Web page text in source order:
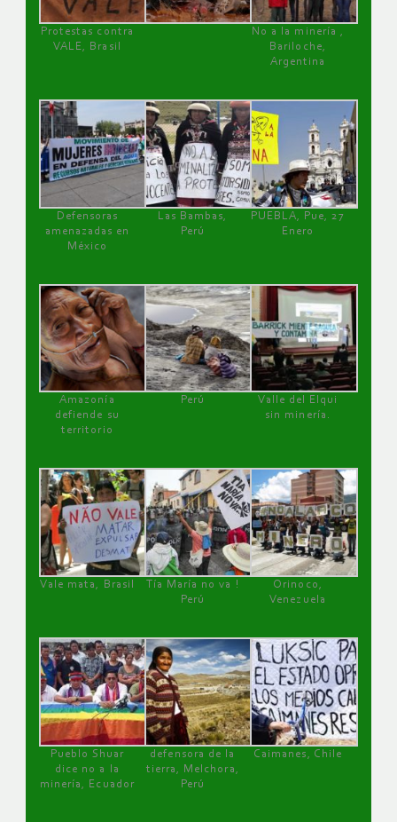
Protestas contra
VALE, Brasil
No a la minería ,
Bariloche,
Argentina
Defensoras
amenazadas en
México
Las Bambas,
Perú
PUEBLA, Pue, 27
Enero
Amazonía
defiende su
territorio
Perú
Valle del Elqui
sin minería.
Vale mata, Brasil
Tía María no va !
Perú
Orinoco,
Venezuela
Pueblo Shuar
dice no a la
minería, Ecuador
defensora de la
tierra, Melchora,
Perú
Caimanes, Chile